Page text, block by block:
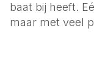
baat bij heeft.
maar met veel